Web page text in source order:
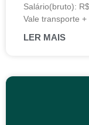
Salário(bruto):
Vale transporte +
LER MAIS